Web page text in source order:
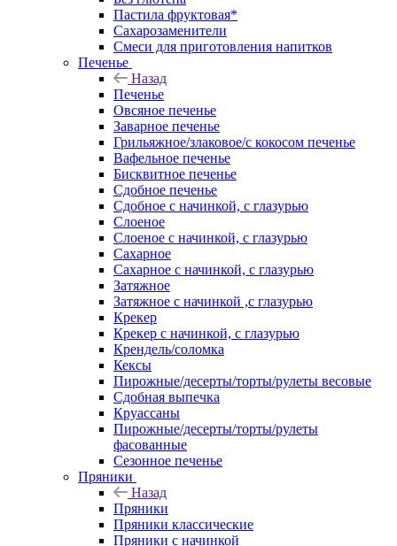
Пастила фруктовая*
Сахарозаменители
Смеси для приготовления напитков
Печенье
Назад
Печенье
Овсяное печенье
Заварное печенье
Грильяжное/злаковое/с кокосом печенье
Вафельное печенье
Бисквитное печенье
Сдобное печенье
Сдобное с начинкой, с глазурью
Слоеное
Слоеное с начинкой, с глазурью
Сахарное
Сахарное с начинкой, с глазурью
Затяжное
Затяжное с начинкой ,с глазурью
Крекер
Крекер с начинкой, с глазурью
Крендель/соломка
Кексы
Пирожные/десерты/торты/рулеты весовые
Сдобная выпечка
Круассаны
Пирожные/десерты/торты/рулеты
фасованные
Сезонное печенье
Пряники
Назад
Пряники
Пряники классические
Пряники с начинкой